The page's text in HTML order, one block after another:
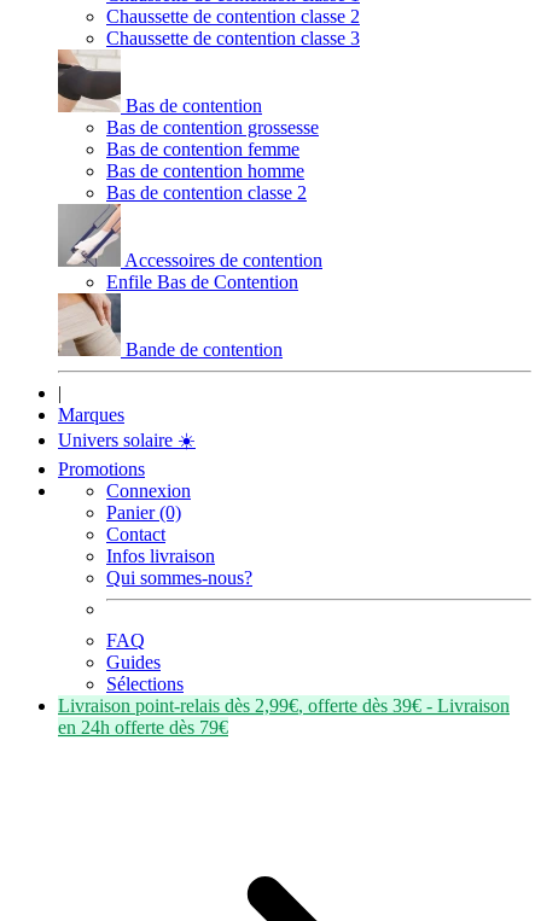
Chaussette de contention classe 2
Chaussette de contention classe 3
Bas de contention
Bas de contention grossesse
Bas de contention femme
Bas de contention homme
Bas de contention classe 2
Accessoires de contention
Enfile Bas de Contention
Bande de contention
|
Marques
Univers solaire ☀️
Promotions
Connexion
Panier (0)
Contact
Infos livraison
Qui sommes-nous?
FAQ
Guides
Sélections
Livraison point-relais dès 2,99€, offerte dès 39€ - Livraison
en 24h offerte dès 79€